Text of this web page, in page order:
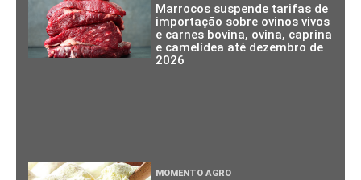
Marrocos suspende tarifas de
importação sobre ovinos vivos
e carnes bovina, ovina, caprina
e camelídea até dezembro de
2026
MOMENTO AGRO